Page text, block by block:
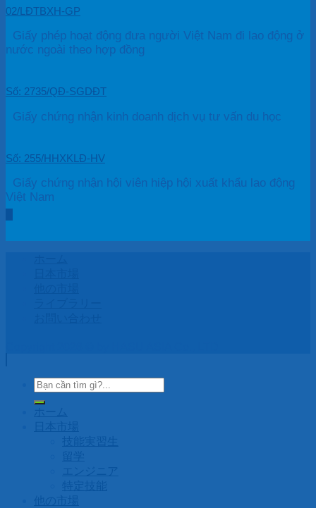
02/LĐTBXH-GP
Giấy phép hoạt động đưa người Việt Nam đi lao động ở
nước ngoài theo hợp đồng
Số: 2735/QĐ-SGDĐT
Giấy chứng nhận kinh doanh dịch vụ tư vấn du học
Số: 255/HHXKLĐ-HV
Giấy chứng nhận hội viên hiệp hội xuất khẩu lao động
Việt Nam